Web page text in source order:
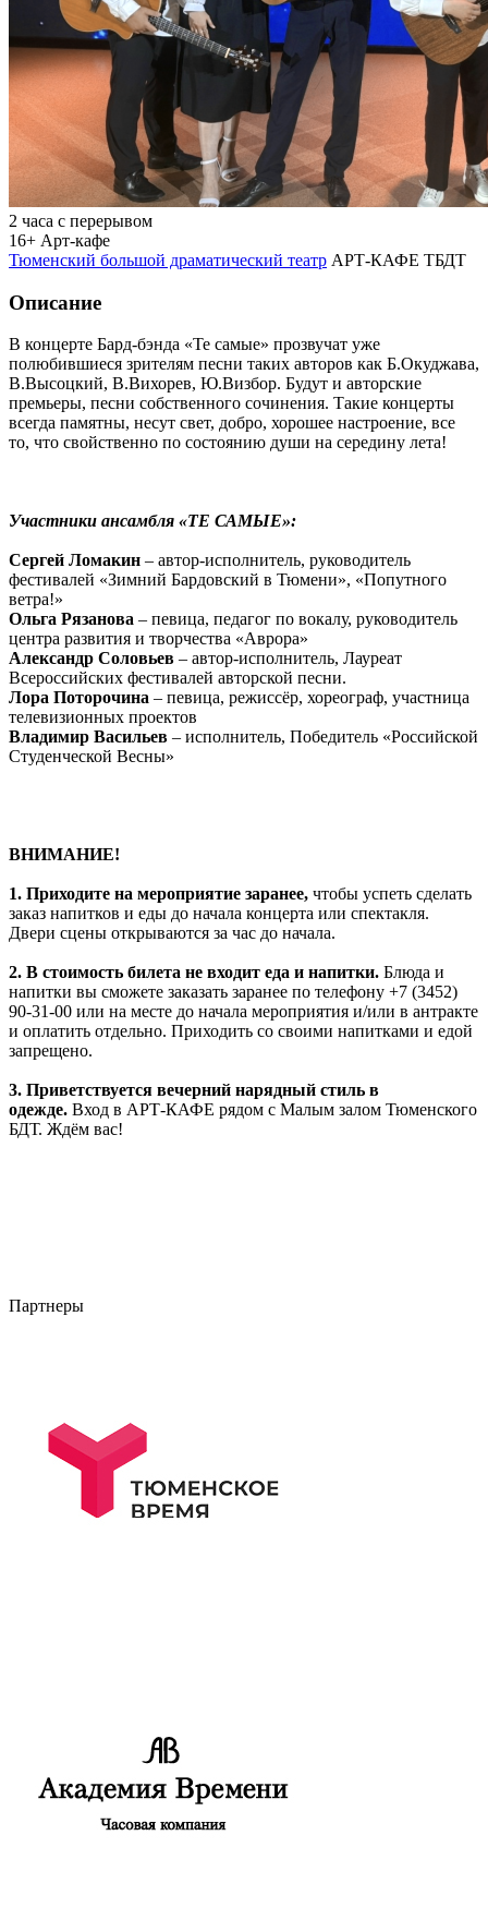
2 часа с перерывом
16+ Арт-кафе
Тюменский большой драматический театр АРТ-КАФЕ ТБДТ
Описание
В концерте Бард-бэнда «Те самые» прозвучат уже
полюбившиеся зрителям песни таких авторов как Б.Окуджава,
В.Высоцкий, В.Вихорев, Ю.Визбор. Будут и авторские
премьеры, песни собственного сочинения. Такие концерты
всегда памятны, несут свет, добро, хорошее настроение, все
то, что свойственно по состоянию души на середину лета!
Участники ансамбля «ТЕ САМЫЕ»:
Сергей Ломакин – автор-исполнитель, руководитель
фестивалей «Зимний Бардовский в Тюмени», «Попутного
ветра!»
Ольга Рязанова – певица, педагог по вокалу, руководитель
центра развития и творчества «Аврора»
Александр Соловьев – автор-исполнитель, Лауреат
Всероссийских фестивалей авторской песни.
Лора Поторочина – певица, режиссёр, хореограф, участница
телевизионных проектов
Владимир Васильев – исполнитель, Победитель «Российской
Студенческой Весны»
ВНИМАНИЕ!
1. Приходите на мероприятие заранее, чтобы успеть сделать
заказ напитков и еды до начала концерта или спектакля.
Двери сцены открываются за час до начала.
2. В стоимость билета не входит еда и напитки. Блюда и
напитки вы сможете заказать заранее по телефону +7 (3452)
90-31-00 или на месте до начала мероприятия и/или в антракте
и оплатить отдельно. Приходить со своими напитками и едой
запрещено.
3. Приветствуется вечерний нарядный стиль в
одежде. Вход в АРТ-КАФЕ рядом с Малым залом Тюменского
БДТ. Ждём вас!
Партнеры